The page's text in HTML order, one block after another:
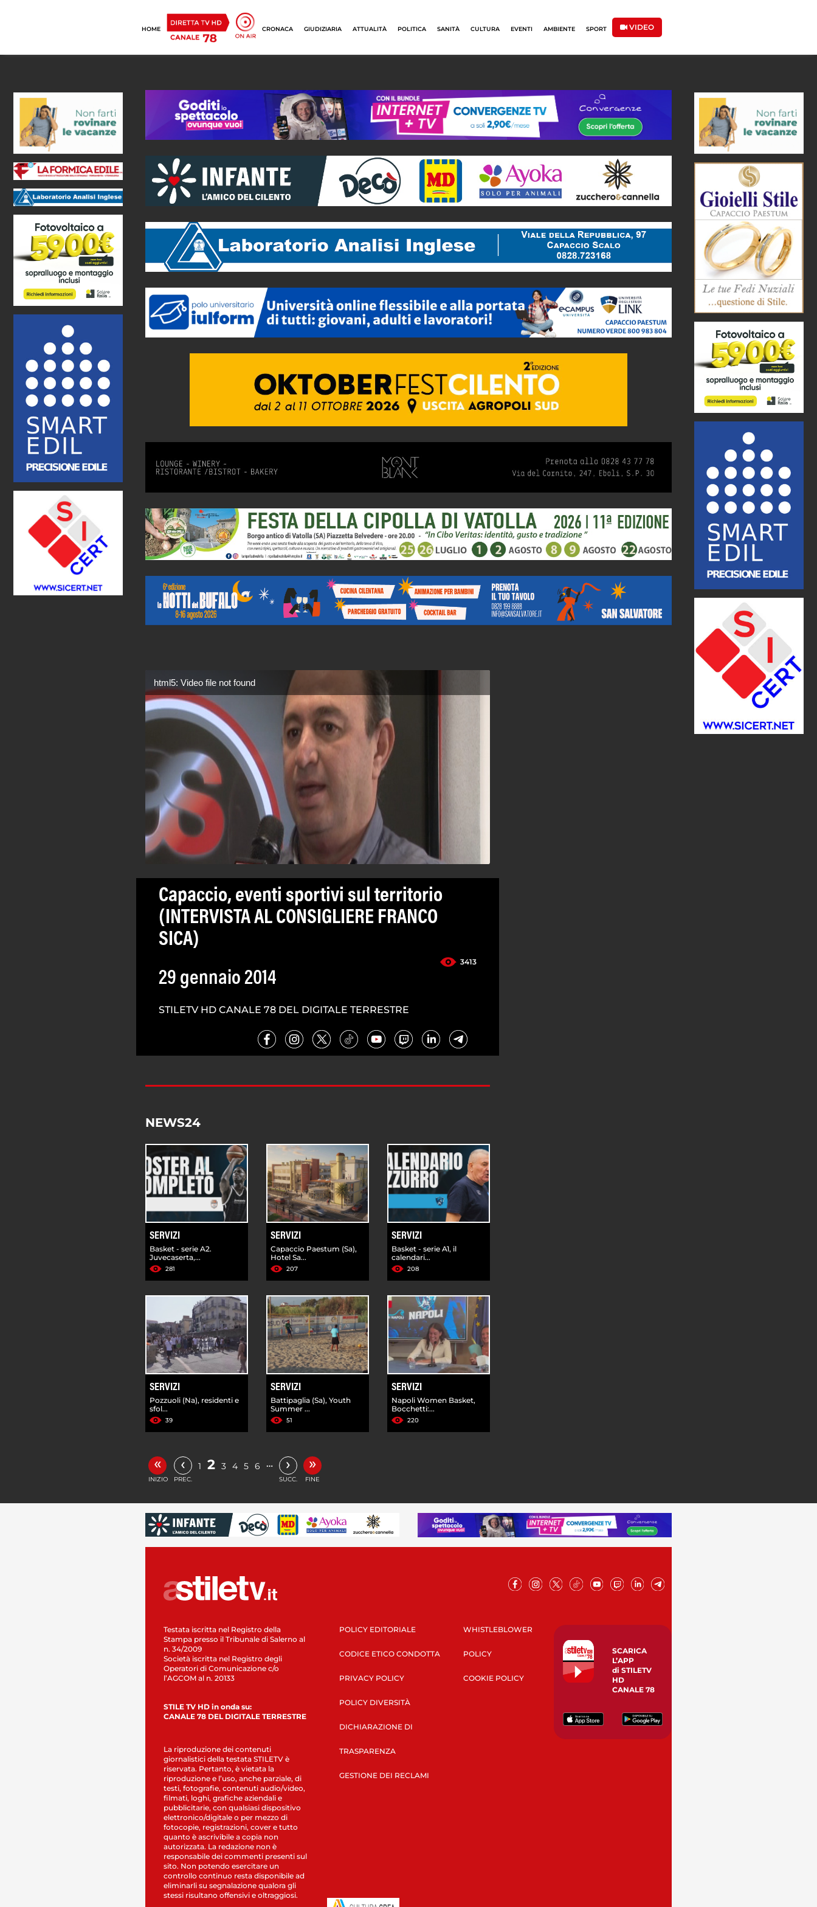
HOME CRONACA GIUDIZIARIA ATTUALITÀ POLITICA SANITÀ CULTURA EVENTI AMBIENTE SPORT VIDEO
html5: Video file not found
Capaccio, eventi sportivi sul territorio
(INTERVISTA AL CONSIGLIERE FRANCO
SICA)
3413
29 gennaio 2014
STILETV HD CANALE 78 DEL DIGITALE TERRESTRE
NEWS24
SERVIZI
Basket - serie A2.
Juvecaserta,...
281
SERVIZI
Capaccio Paestum (Sa),
Hotel Sa...
207
SERVIZI
Basket - serie A1, il
calendari...
208
SERVIZI
Pozzuoli (Na), residenti e
sfol...
39
SERVIZI
Battipaglia (Sa), Youth
Summer ...
51
SERVIZI
Napoli Women Basket,
Bocchetti:...
220
«
INIZIO
‹
PREC.
1 2 3 4 5 6 … ›
SUCC.
»
FINE
Testata iscritta nel Registro della
Stampa presso il Tribunale di Salerno al
n. 34/2009
Società iscritta nel Registro degli
Operatori di Comunicazione c/o
l’AGCOM al n. 20133
STILE TV HD in onda su:
CANALE 78 DEL DIGITALE TERRESTRE
La riproduzione dei contenuti
giornalistici della testata STILETV è
riservata. Pertanto, è vietata la
riproduzione e l’uso, anche parziale, di
testi, fotografie, contenuti audio/video,
filmati, loghi, grafiche aziendali e
pubblicitarie, con qualsiasi dispositivo
elettronico/digitale o per mezzo di
fotocopie, registrazioni, cover e tutto
quanto è ascrivibile a copia non
autorizzata. La redazione non è
responsabile dei commenti presenti sul
sito. Non potendo esercitare un
controllo continuo resta disponibile ad
eliminarli su segnalazione qualora gli
stessi risultano offensivi e oltraggiosi.
POLICY EDITORIALE
CODICE ETICO CONDOTTA
PRIVACY POLICY
POLICY DIVERSITÀ
DICHIARAZIONE DI
TRASPARENZA
GESTIONE DEI RECLAMI
WHISTLEBLOWER
POLICY
COOKIE POLICY
SCARICA
L’APP
di STILETV
HD
CANALE 78